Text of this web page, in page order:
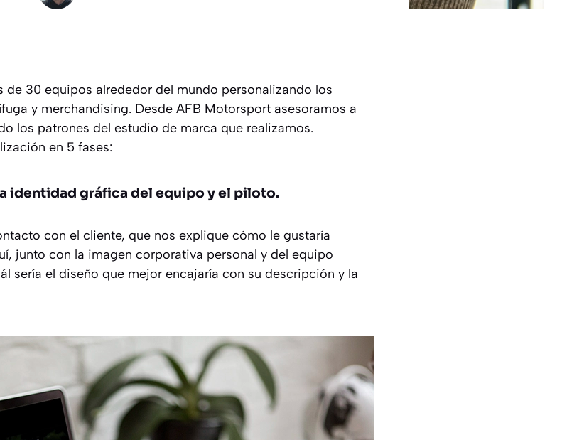
30 equipos alrededor del mundo personalizando los
y merchandising. Desde AFB Motorsport asesoramos a
los patrones del estudio de marca que realizamos.
en 5 fases:
identidad gráfica del equipo y el piloto.
con el cliente, que nos explique cómo le gustaría
junto con la imagen corporativa personal y del equipo
sería el diseño que mejor encajaría con su descripción y la